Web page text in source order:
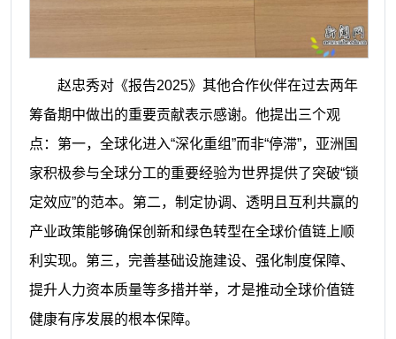
赵忠秀对《报告2025》其他合作伙伴在过去两年
筹备期中做出的重要贡献表示感谢。他提出三个观
点：第一，全球化进入“深化重组”而非“停滞”，亚洲国
家积极参与全球分工的重要经验为世界提供了突破“锁
定效应”的范本。第二，制定协调、透明且互利共赢的
产业政策能够确保创新和绿色转型在全球价值链上顺
利实现。第三，完善基础设施建设、强化制度保障、
提升人力资本质量等多措并举，才是推动全球价值链
健康有序发展的根本保障。